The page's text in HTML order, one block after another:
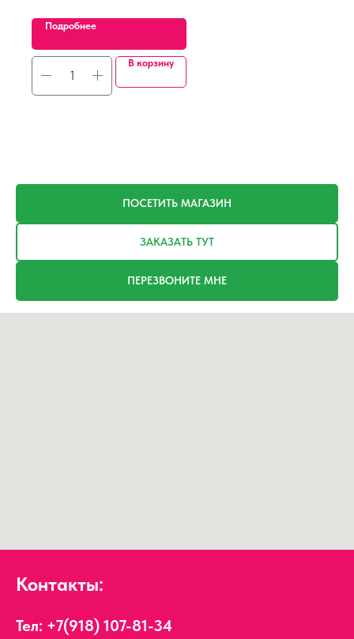
Подробнее
В корзину
ПОСЕТИТЬ МАГАЗИН
ЗАКАЗАТЬ ТУТ
ПЕРЕЗВОНИТЕ МНЕ
Контакты:
Тел: +7(918) 107-81-34